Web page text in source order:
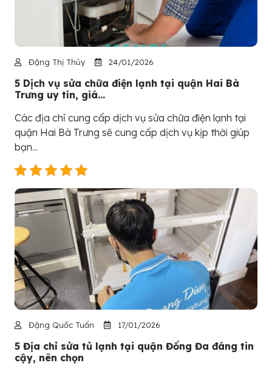
Đặng Thị Thủy 24/01/2026
5 Dịch vụ sửa chữa điện lạnh tại quận Hai Bà
Trưng uy tín, giá...
Các địa chỉ cung cấp dịch vụ sửa chữa điện lạnh tại
quận Hai Bà Trưng sẽ cung cấp dịch vụ kịp thời giúp
bạn...
Đặng Quốc Tuấn 17/01/2026
5 Địa chỉ sửa tủ lạnh tại quận Đống Đa đáng tin
cậy, nên chọn